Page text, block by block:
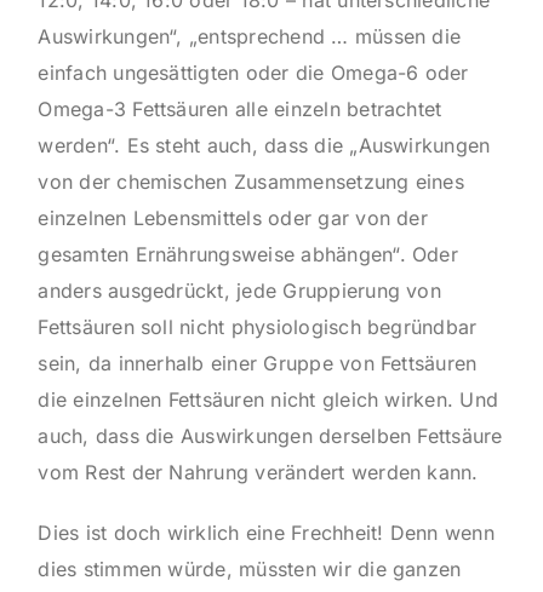
Auswirkungen“, „entsprechend … müssen die
einfach ungesättigten oder die Omega-6 oder
Omega-3 Fettsäuren alle einzeln betrachtet
werden“. Es steht auch, dass die „Auswirkungen
von der chemischen Zusammensetzung eines
einzelnen Lebensmittels oder gar von der
gesamten Ernährungsweise abhängen“. Oder
anders ausgedrückt, jede Gruppierung von
Fettsäuren soll nicht physiologisch begründbar
sein, da innerhalb einer Gruppe von Fettsäuren
die einzelnen Fettsäuren nicht gleich wirken. Und
auch, dass die Auswirkungen derselben Fettsäure
vom Rest der Nahrung verändert werden kann.
Dies ist doch wirklich eine Frechheit! Denn wenn
dies stimmen würde, müssten wir die ganzen